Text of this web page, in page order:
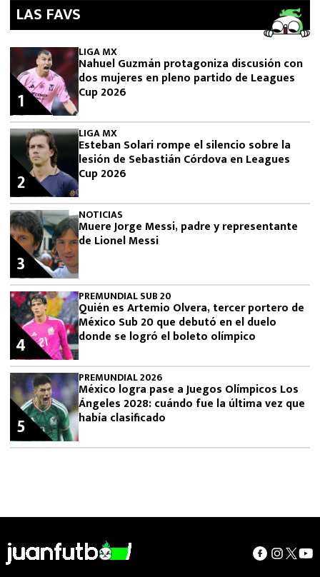
LAS FAVS
LIGA MX
Nahuel Guzmán protagoniza discusión con
dos mujeres en pleno partido de Leagues
Cup 2026
1
LIGA MX
Esteban Solari rompe el silencio sobre la
lesión de Sebastián Córdova en Leagues
Cup 2026
2
NOTICIAS
Muere Jorge Messi, padre y representante
de Lionel Messi
3
PREMUNDIAL SUB 20
Quién es Artemio Olvera, tercer portero de
México Sub 20 que debutó en el duelo
donde se logró el boleto olímpico
4
PREMUNDIAL 2026
México logra pase a Juegos Olímpicos Los
Ángeles 2028: cuándo fue la última vez que
había clasificado
5